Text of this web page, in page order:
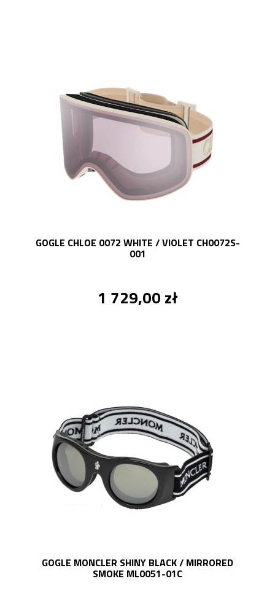
GOGLE CHLOE 0072 WHITE / VIOLET CH0072S-
001
1 729,00 zł
GOGLE MONCLER SHINY BLACK / MIRRORED
SMOKE ML0051-01C